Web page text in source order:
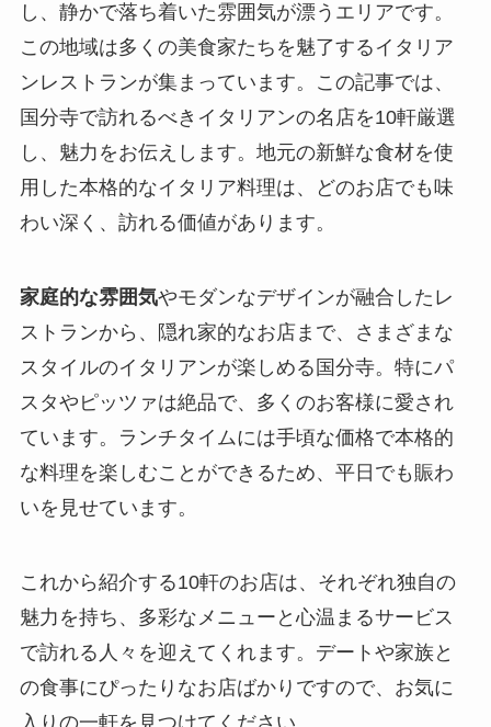
し、静かで落ち着いた雰囲気が漂うエリアです。
この地域は多くの美食家たちを魅了するイタリア
ンレストランが集まっています。この記事では、
国分寺で訪れるべきイタリアンの名店を10軒厳選
し、魅力をお伝えします。地元の新鮮な食材を使
用した本格的なイタリア料理は、どのお店でも味
わい深く、訪れる価値があります。
家庭的な雰囲気やモダンなデザインが融合したレ
ストランから、隠れ家的なお店まで、さまざまな
スタイルのイタリアンが楽しめる国分寺。特にパ
スタやピッツァは絶品で、多くのお客様に愛され
ています。ランチタイムには手頃な価格で本格的
な料理を楽しむことができるため、平日でも賑わ
いを見せています。
これから紹介する10軒のお店は、それぞれ独自の
魅力を持ち、多彩なメニューと心温まるサービス
で訪れる人々を迎えてくれます。デートや家族と
の食事にぴったりなお店ばかりですので、お気に
入りの一軒を見つけてください。